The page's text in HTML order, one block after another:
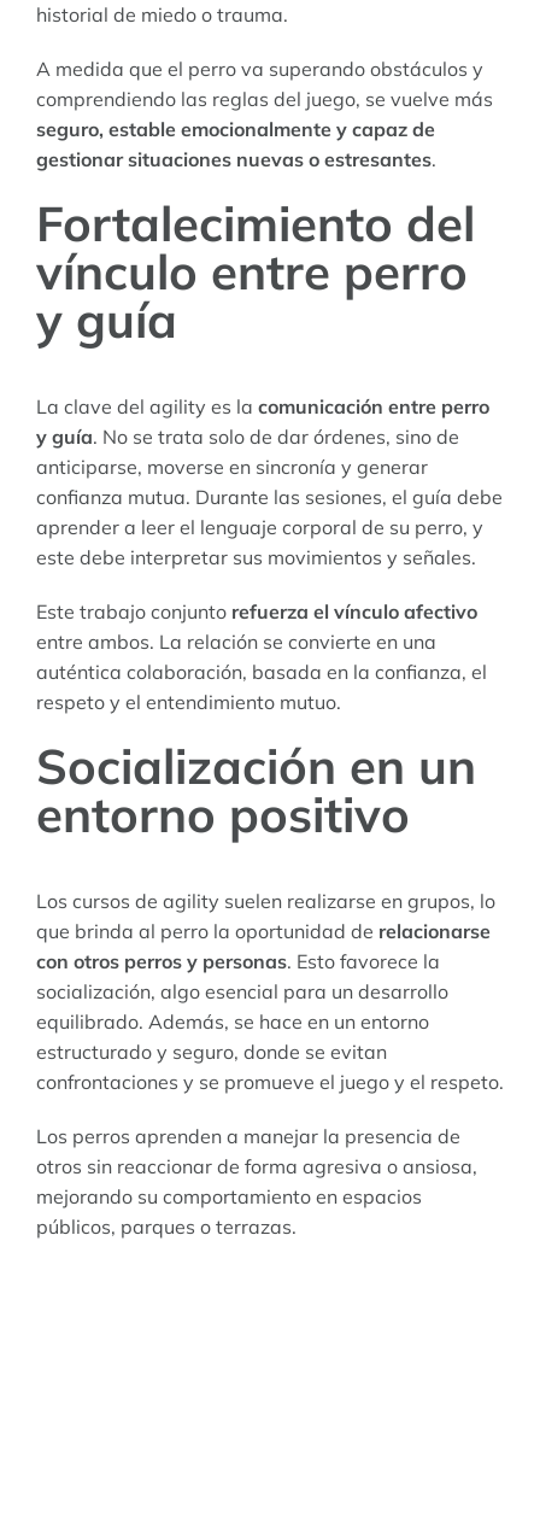
historial de miedo o trauma.
A medida que el perro va superando obstáculos y
comprendiendo las reglas del juego, se vuelve más
seguro, estable emocionalmente y capaz de
gestionar situaciones nuevas o estresantes.
Fortalecimiento del
vínculo entre perro
y guía
La clave del agility es la comunicación entre perro
y guía. No se trata solo de dar órdenes, sino de
anticiparse, moverse en sincronía y generar
confianza mutua. Durante las sesiones, el guía debe
aprender a leer el lenguaje corporal de su perro, y
este debe interpretar sus movimientos y señales.
Este trabajo conjunto refuerza el vínculo afectivo
entre ambos. La relación se convierte en una
auténtica colaboración, basada en la confianza, el
respeto y el entendimiento mutuo.
Socialización en un
entorno positivo
Los cursos de agility suelen realizarse en grupos, lo
que brinda al perro la oportunidad de relacionarse
con otros perros y personas. Esto favorece la
socialización, algo esencial para un desarrollo
equilibrado. Además, se hace en un entorno
estructurado y seguro, donde se evitan
confrontaciones y se promueve el juego y el respeto.
Los perros aprenden a manejar la presencia de
otros sin reaccionar de forma agresiva o ansiosa,
mejorando su comportamiento en espacios
públicos, parques o terrazas.